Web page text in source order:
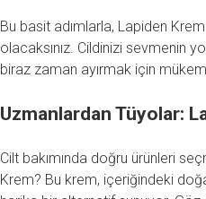
Bu basit adımlarla, Lapiden
olacaksınız. Cildinizi sevmenin
biraz zaman ayırmak için
Uzmanlardan Tüyolar:
Cilt bakımında doğru ürünleri
Krem? Bu krem, içeriğindeki